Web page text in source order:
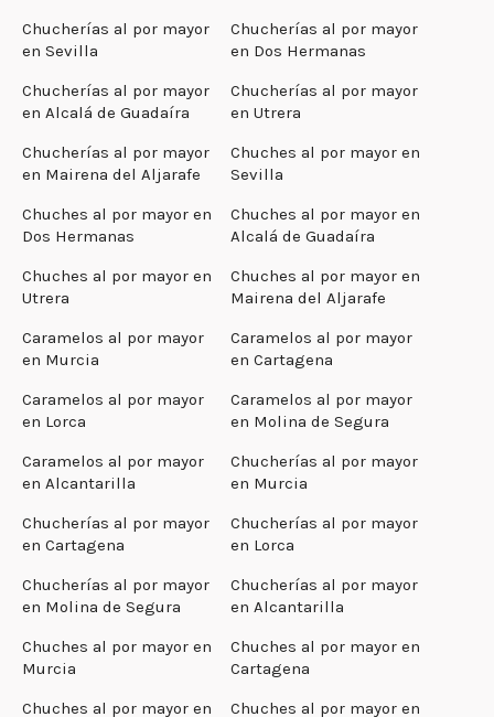
Chucherías al por mayor
en Sevilla
Chucherías al por mayor
en Dos Hermanas
Chucherías al por mayor
en Alcalá de Guadaíra
Chucherías al por mayor
en Utrera
Chucherías al por mayor
en Mairena del Aljarafe
Chuches al por mayor en
Sevilla
Chuches al por mayor en
Dos Hermanas
Chuches al por mayor en
Alcalá de Guadaíra
Chuches al por mayor en
Utrera
Chuches al por mayor en
Mairena del Aljarafe
Caramelos al por mayor
en Murcia
Caramelos al por mayor
en Cartagena
Caramelos al por mayor
en Lorca
Caramelos al por mayor
en Molina de Segura
Caramelos al por mayor
en Alcantarilla
Chucherías al por mayor
en Murcia
Chucherías al por mayor
en Cartagena
Chucherías al por mayor
en Lorca
Chucherías al por mayor
en Molina de Segura
Chucherías al por mayor
en Alcantarilla
Chuches al por mayor en
Murcia
Chuches al por mayor en
Cartagena
Chuches al por mayor en
Chuches al por mayor en